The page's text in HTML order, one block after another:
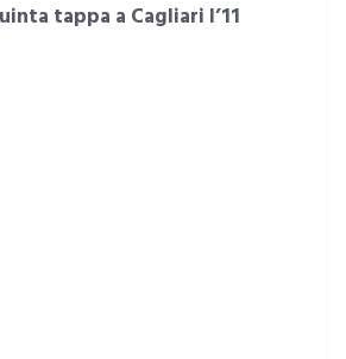
tappa a Cagliari l’11